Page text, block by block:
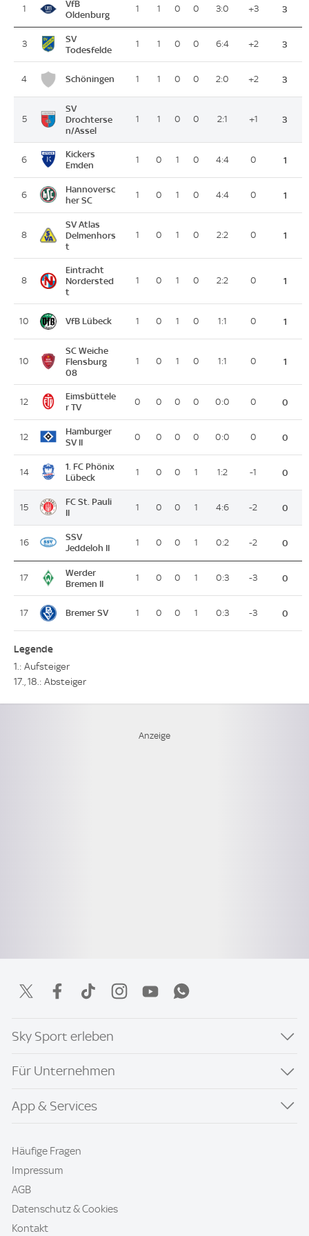
1
VfB
Oldenburg
1 1 0 0 3:0 +3 3
3
SV
Todesfelde
1 1 0 0 6:4 +2 3
4 Schöningen 1 1 0 0 2:0 +2 3
5
SV
Drochterse
n/Assel
1 1 0 0 2:1 +1 3
6
Kickers
Emden
1 0 1 0 4:4 0 1
6
Hannoversc
her SC
1 0 1 0 4:4 0 1
8
SV Atlas
Delmenhors
t
1 0 1 0 2:2 0 1
8
Eintracht
Nordersted
t
1 0 1 0 2:2 0 1
10 VfB Lübeck 1 0 1 0 1:1 0 1
10
SC Weiche
Flensburg
08
1 0 1 0 1:1 0 1
12
Eimsbüttele
r TV
0 0 0 0 0:0 0 0
12
Hamburger
SV II
0 0 0 0 0:0 0 0
14
1. FC Phönix
Lübeck
1 0 0 1 1:2 -1 0
15
FC St. Pauli
II
1 0 0 1 4:6 -2 0
16
SSV
Jeddeloh II
1 0 0 1 0:2 -2 0
17
Werder
Bremen II
1 0 0 1 0:3 -3 0
17 Bremer SV 1 0 0 1 0:3 -3 0
Legende
1.: Aufsteiger
17., 18.: Absteiger
Sky Sport erleben
Für Unternehmen
App & Services
Häufige Fragen
Impressum
AGB
Datenschutz & Cookies
Kontakt